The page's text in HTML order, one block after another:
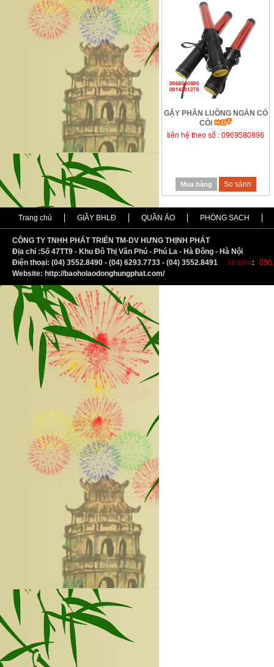
GẬY PHÂN LUỒNG NGẮN CÓ
CÒI
liên hệ theo số : 0969580896
Mua hàng So sánh
Trang chủ GIẦY BHLĐ QUẦN ÁO PHÒNG SẠCH
CÔNG TY TNHH PHÁT TRIỂN TM-DV HƯNG THỊNH PHÁT
Địa chỉ :Số 47TT9 - Khu Đô Thị Văn Phú - Phú La - Hà Đông - Hà Nội
Điện thoại: (04) 3552.8490 - (04) 6293.7733 - (04) 3552.8491
Hotline:
Website: http://baoholaodonghungphat.com/